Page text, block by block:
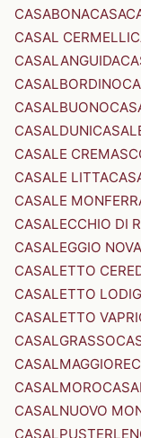
CASABONA
CASAL CERMELLI
CASALANGUIDA
CASALBORDINO
CASALBUONO
CASALDUNI
CASALE
CASALE LITTA
CASALE
CASALECCHIO DI
CASALEGGIO
CASALETTO
CASALETTO
CASALETTO
CASALGRASSO
CASALMAGGIORE
CASALMORO
CASALNUOVO